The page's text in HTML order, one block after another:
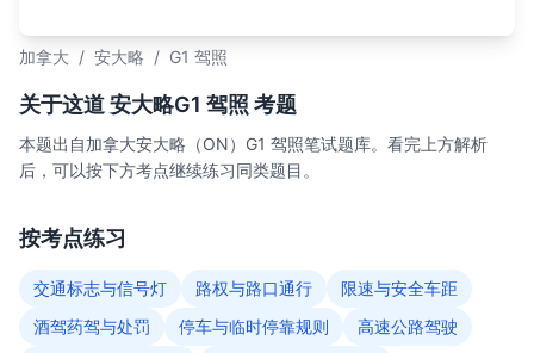
加拿大 / 安大略 / G1 驾照
关于这道 安大略G1 驾照 考题
本题出自加拿大安大略（ON）G1 驾照笔试题库。看完上方解析
后，可以按下方考点继续练习同类题目。
按考点练习
交通标志与信号灯 路权与路口通行
限速与安全车距
酒驾药驾与处罚
停车与临时停靠规则
高速公路驾驶